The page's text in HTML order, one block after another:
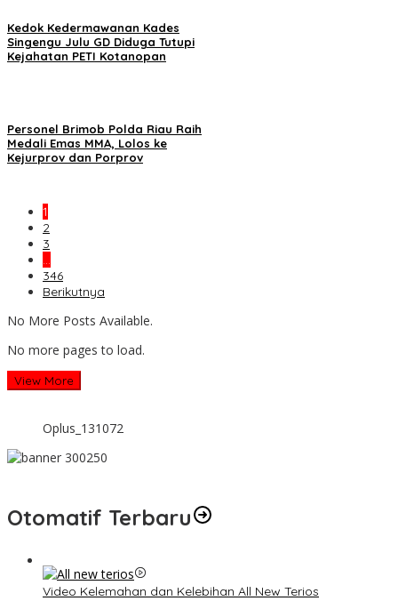
Kedok Kedermawanan Kades
Singengu Julu GD Diduga Tutupi
Kejahatan PETI Kotanopan
Personel Brimob Polda Riau Raih
Medali Emas MMA, Lolos ke
Kejurprov dan Porprov
1
2
3
…
346
Berikutnya
No More Posts Available.
No more pages to load.
View More
Oplus_131072
Otomatif Terbaru
Video Kelemahan dan Kelebihan All New Terios